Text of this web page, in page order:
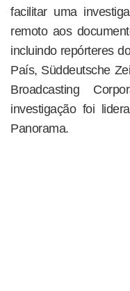
facilitar uma
remoto aos
incluindo repórteres
País, Süddeutsche
Broadcasting
investigação foi
Panorama.